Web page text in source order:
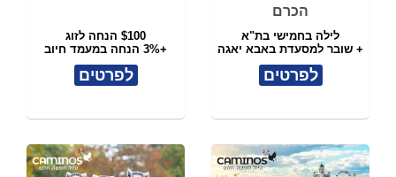
הכרם
לילה בחמישי בת"א
+ שובר למסעדת באבא יאגה
לפרטים
$100 הנחה לזוג
+3% הנחה במעמד חיוב
לפרטים